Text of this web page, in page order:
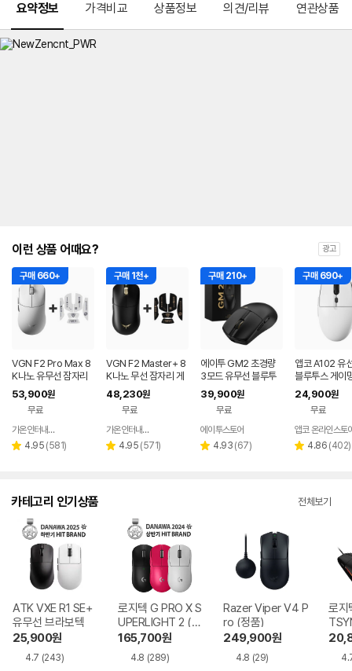
요약정보 가격비교 상품정보 의견/리뷰 연관상품
이런 상품 어때요? 광고
구매 660+
VGN F2 Pro Max 8
K나노 유무선 잠자리
게이밍 마우스 화이트
53,900원
무료
페이
가온인터내셔날
별 4.95 리
(581)
구매 1천+
VGN F2 Master+ 8
K나노 무선 잠자리 게
이밍 마우스+그립테이
프 블랙
48,230원
무료
페이
가온인터내셔날
별 4.95 리
(571)
구매 210+
에이투 GM2 초경량
3모드 유무선 블루투
스 게이밍 마우스 노트
북 컴퓨터 FPS 발로란
39,900원
무료
에이투스토어
별 4.93 리
(67)
구매 690+
앱코 A102 유
블루투스 게이
스 화이트
24,900원
무료
앱코 온라인스토
별 4.86 리
(402)
카테고리 인기상품 전체보기
ATK VXE R1 SE+
유무선 브라보텍
25,900원
4.7 (243)
로지텍 G PRO X S
UPERLIGHT 2 (정
품)
165,700원
4.8 (289)
Razer Viper V4 P
ro (정품)
249,900원
4.8 (29)
로지